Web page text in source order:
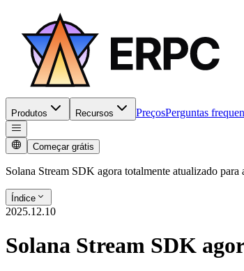
Produtos Recursos PreçosPerguntas
Começar grátis
Solana Stream SDK agora totalmente atualizado para
Índice
2025.12.10
Solana Stream SDK